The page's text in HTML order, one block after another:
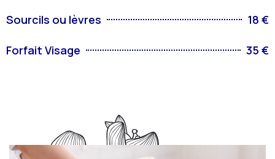
Sourcils ou lèvres 18 €
Forfait Visage 35 €